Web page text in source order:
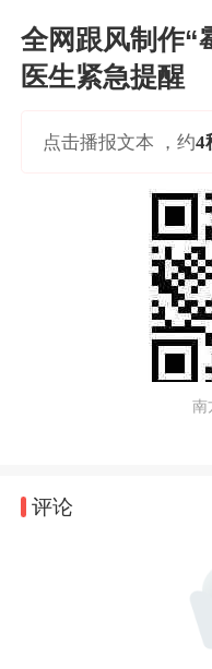
全网跟风制作“
医生紧急提醒
点击播报文本 ，约4
南
评论